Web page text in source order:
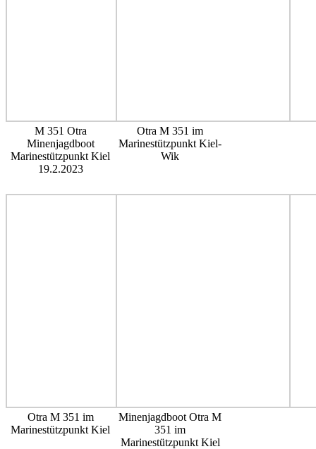
M 351 Otra
Minenjagdboot
Marinestützpunkt Kiel
19.2.2023
Otra M 351 im
Marinestützpunkt Kiel-
Wik
Otra M 351 im
Marinestützpunkt Kiel
Minenjagdboot Otra M
351 im
Marinestützpunkt Kiel